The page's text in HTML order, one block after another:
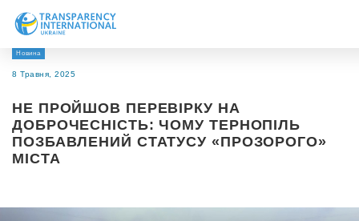
Про нас
Дослідження
Напрями роботи
Новина
8 Травня, 2025
НЕ ПРОЙШОВ ПЕРЕВІРКУ НА
ДОБРОЧЕСНІСТЬ: ЧОМУ ТЕРНОПІЛЬ
ПОЗБАВЛЕНИЙ СТАТУСУ «ПРОЗОРОГО»
МІСТА